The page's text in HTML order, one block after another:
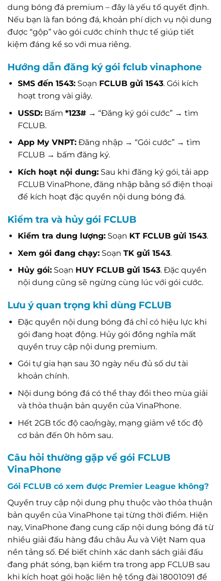
dung bóng đá premium – đây là yếu tố quyết định.
Nếu bạn là fan bóng đá, khoản phí dịch vụ nội dung
được “gộp” vào gói cước chính thực tế giúp tiết
kiệm đáng kể so với mua riêng.
Hướng dẫn đăng ký gói fclub vinaphone
SMS đến 1543:Soạn FCLUB gửi 1543. Gói kích
hoạt trong vài giây.
USSD:Bấm *123#→ “Đăng ký gói cước” → tìm
FCLUB.
App My VNPT:Đăng nhập → “Gói cước” → tìm
FCLUB → bấm đăng ký.
Kích hoạt nội dung:Sau khi đăng ký gói, tải app
FCLUB VinaPhone, đăng nhập bằng số điện thoại
để kích hoạt đặc quyền nội dung bóng đá.
Kiểm tra và hủy gói FCLUB
Kiểm tra dung lượng:Soạn KT FCLUB gửi 1543.
Xem gói đang chạy:Soạn TK gửi 1543.
Hủy gói:Soạn HUY FCLUB gửi 1543. Đặc quyền
nội dung cũng sẽ ngừng cùng lúc với gói cước.
Lưu ý quan trọng khi dùng FCLUB
Đặc quyền nội dung bóng đá chỉ có hiệu lực khi
gói đang hoạt động. Hủy gói đồng nghĩa mất
quyền truy cập nội dung premium.
Gói tự gia hạn sau 30 ngày nếu đủ số dư tài
khoản chính.
Nội dung bóng đá có thể thay đổi theo mùa giải
và thỏa thuận bản quyền của VinaPhone.
Hết 2GB tốc độ cao/ngày, mạng giảm về tốc độ
cơ bản đến 0h hôm sau.
Câu hỏi thường gặp về gói FCLUB
VinaPhone
Gói FCLUB có xem được Premier League không?
Quyền truy cập nội dung phụ thuộc vào thỏa thuận
bản quyền của VinaPhone tại từng thời điểm. Hiện
nay, VinaPhone đang cung cấp nội dung bóng đá từ
nhiều giải đấu hàng đầu châu Âu và Việt Nam qua
nền tảng số. Để biết chính xác danh sách giải đấu
đang phát sóng, bạn kiểm tra trong app FCLUB sau
khi kích hoạt gói hoặc liên hệ tổng đài 18001091 để